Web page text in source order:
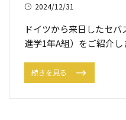
2024/12/31
ドイツから来日したセ
進学1年A組）をご紹介し
続きを見る